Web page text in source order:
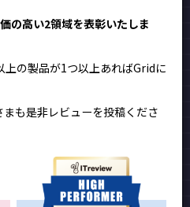
の高い2領域を表彰いたしま
上の製品が1つ以上あればGridに
も是非レビューを投稿くださ